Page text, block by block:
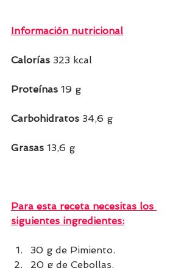
Información nutricional
Calorías 323 kcal
Proteínas 19 g
Carbohidratos 34,6 g
Grasas 13,6 g
Para esta receta necesitas los
siguientes ingredientes:
30 g de Pimiento.
20 g de Cebollas.